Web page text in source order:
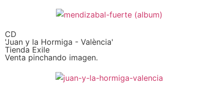
CD
'Juan y la Hormiga - València'
Tienda Exile
Venta pinchando imagen.